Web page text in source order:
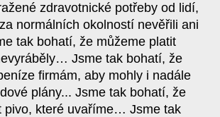
zdravotnické potřeby od lidí,
normálních okolností nevěřili ani
tak bohatí, že můžeme platit
Jsme tak bohatí, že
firmám, aby mohly i nadále
plány... Jsme tak bohatí, že
pivo, které uvaříme… Jsme tak